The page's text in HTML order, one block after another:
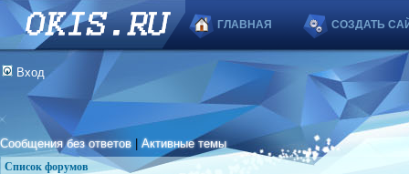
ГЛАВНАЯ СОЗДАТЬ
Вход
Сообщения без ответов |Активные темы
Список форумов